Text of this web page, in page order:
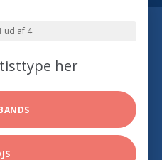
ud af 4
her